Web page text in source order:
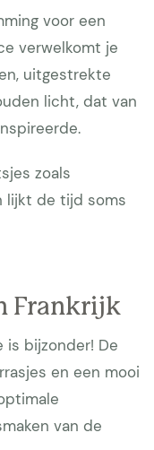
voor een
verwelkomt je
uitgestrekte
licht, dat van
zoals
lijkt de tijd soms
Frankrijk
is bijzonder! De
en een mooi
van de